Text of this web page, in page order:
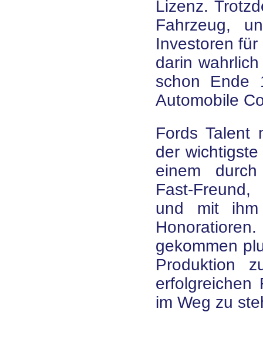
Lizenz.
Fahrzeug,
Investoren
darin
schon Ende
Automobile
Fords Talent
der
einem
Fast-
und mit ihm
gekommen
Produktion
erfolgreichen
im Weg zu